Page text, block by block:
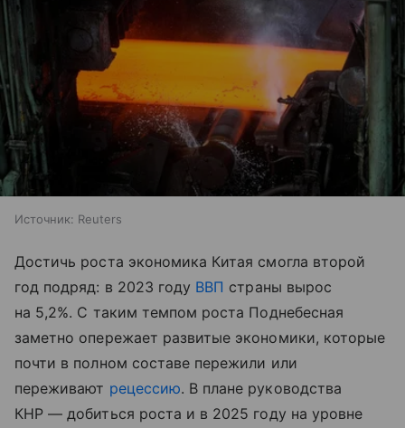
Источник: Reuters
Достичь роста экономика Китая смогла второй
год подряд: в 2023 году ВВП страны вырос
на 5,2%. С таким темпом роста Поднебесная
заметно опережает развитые экономики, которые
почти в полном составе пережили или
переживают рецессию. В плане руководства
КНР — добиться роста и в 2025 году на уровне